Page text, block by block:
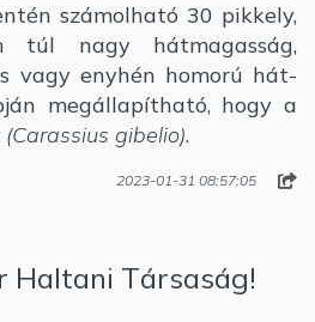
számolható 30 pikkely,
túl nagy hátmagasság,
vagy enyhén homorú hát-
megállapítható, hogy a
(Carassius gibelio).
2023-01-31 08:57:05
Haltani Társaság!